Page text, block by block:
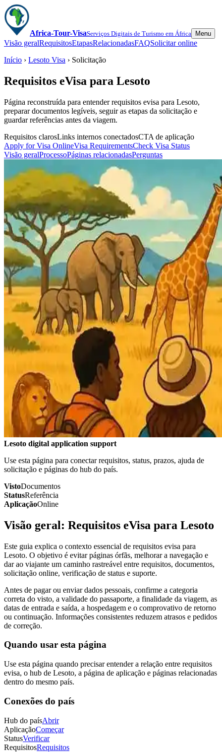
Africa-Tour-VisaServiços Digitais de Turismo em África Menu
Visão geralRequisitosEtapasRelacionadasFAQSolicitar online
Início › Lesoto Visa › Solicitação
Requisitos eVisa para Lesoto
Página reconstruída para entender requisitos evisa para Lesoto,
preparar documentos legíveis, seguir as etapas da solicitação e
guardar referências antes da viagem.
Requisitos clarosLinks internos conectadosCTA de aplicação
Apply for Visa OnlineVisa RequirementsCheck Visa Status
Visão geralProcessoPáginas relacionadasPerguntas
Lesoto digital application support
Use esta página para conectar requisitos, status, prazos, ajuda de
solicitação e páginas do hub do país.
VistoDocumentos
StatusReferência
AplicaçãoOnline
Visão geral: Requisitos eVisa para Lesoto
Este guia explica o contexto essencial de requisitos evisa para
Lesoto. O objetivo é evitar páginas órfãs, melhorar a navegação e
dar ao viajante um caminho rastreável entre requisitos, documentos,
solicitação online, verificação de status e suporte.
Antes de pagar ou enviar dados pessoais, confirme a categoria
correta do visto, a validade do passaporte, a finalidade da viagem, as
datas de entrada e saída, a hospedagem e o comprovativo de retorno
ou continuação. Informações consistentes reduzem atrasos e pedidos
de correção.
Quando usar esta página
Use esta página quando precisar entender a relação entre requisitos
evisa, o hub de Lesoto, a página de aplicação e páginas relacionadas
dentro do mesmo país.
Conexões do país
Hub do paísAbrir
AplicaçãoComeçar
StatusVerificar
RequisitosRequisitos